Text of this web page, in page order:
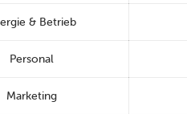
& Betrieb
Personal
Marketing